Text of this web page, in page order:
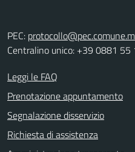
PEC:
Centralino unico: +39 0881 55
Leggi le FAQ
Prenotazione appuntamento
Segnalazione disservizio
Richiesta di assistenza